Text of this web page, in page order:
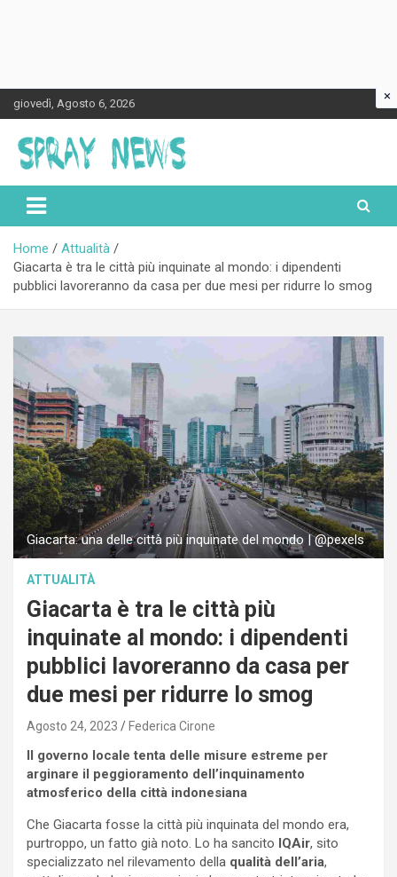
Skip
to
content
giovedì, Agosto 6, 2026
Spraynews.it
Home
Attualità
Giacarta è tra le città più inquinate al mondo: i dipendenti
pubblici lavoreranno da casa per due mesi per ridurre lo smog
Giacarta: una delle città più inquinate del mondo | @pexels
ATTUALITÀ
Giacarta è tra le città più
inquinate al mondo: i dipendenti
pubblici lavoreranno da casa per
due mesi per ridurre lo smog
Agosto 24, 2023 Federica Cirone
Il governo locale tenta delle misure estreme per
arginare il peggioramento dell’inquinamento
atmosferico della città indonesiana
Che Giacarta fosse la città più inquinata del mondo era,
purtroppo, un fatto già noto. Lo ha sancito IQAir, sito
specializzato nel rilevamento della qualità dell’aria,
×